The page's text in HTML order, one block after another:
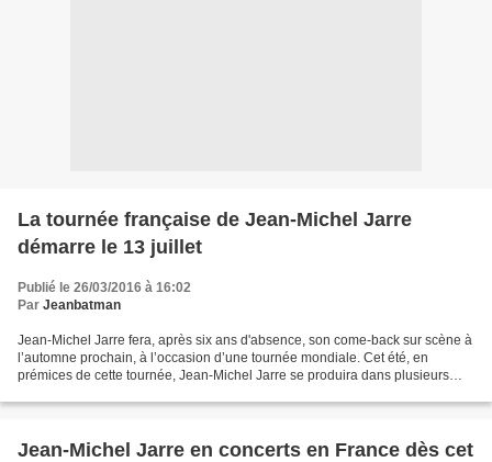
La tournée française de Jean-Michel Jarre
démarre le 13 juillet
Publié le 26/03/2016 à 16:02
Par Jeanbatman
Jean-Michel Jarre fera, après six ans d'absence, son come-back sur scène à
l’automne prochain, à l’occasion d’une tournée mondiale. Cet été, en
prémices de cette tournée, Jean-Michel Jarre se produira dans plusieurs
Jean-Michel Jarre en concerts en France dès cet